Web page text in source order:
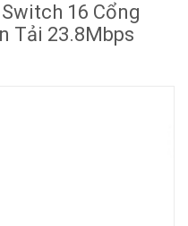
Switch 16 Cổng
Tải 23.8Mbps